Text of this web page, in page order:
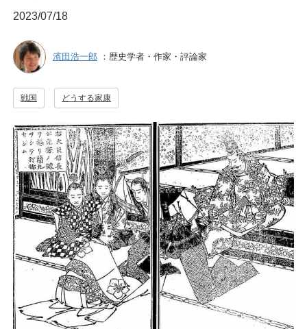
2023/07/18
濱田浩一郎 ：歴史学者・作家・評論家
戦国 どうする家康